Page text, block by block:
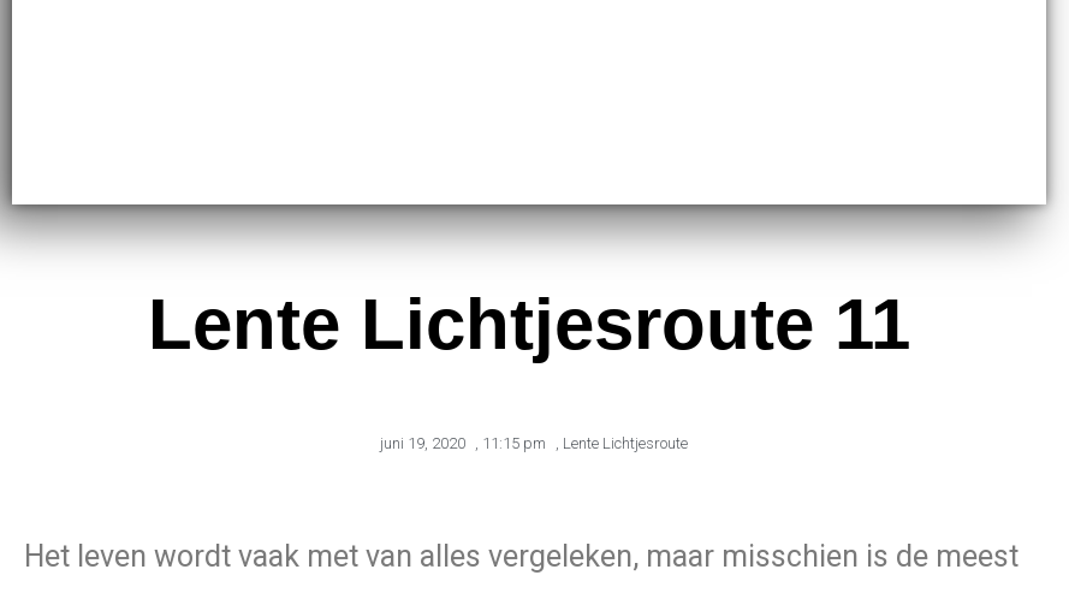
Lente Lichtjesroute 11
juni 19, 2020 11:15 pm Lente Lichtjesroute
Het leven wordt vaak met van alles vergeleken, maar misschien is de meest